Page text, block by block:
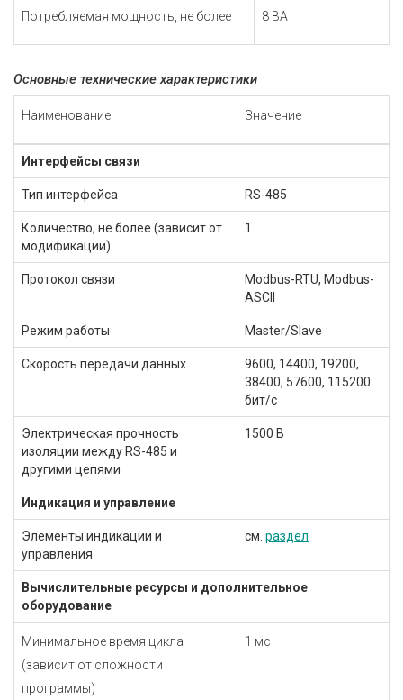
Потребляемая мощность, не более 8 ВА
Основные технические характеристики
Наименование Значение
Интерфейсы связи
Тип интерфейса RS-485
Количество, не более (зависит от
модификации)
1
Протокол связи
Modbus-RTU, Modbus-
ASCII
Режим работы Master/Slave
Скорость передачи данных
9600, 14400, 19200,
38400, 57600, 115200
бит/с
Электрическая прочность
изоляции между RS-485 и
другими цепями
1500 B
Индикация и управление
Элементы индикации и
управления
см. раздел
Вычислительные ресурсы и дополнительное
оборудование
Минимальное время цикла
(зависит от сложности
программы)
1 мс